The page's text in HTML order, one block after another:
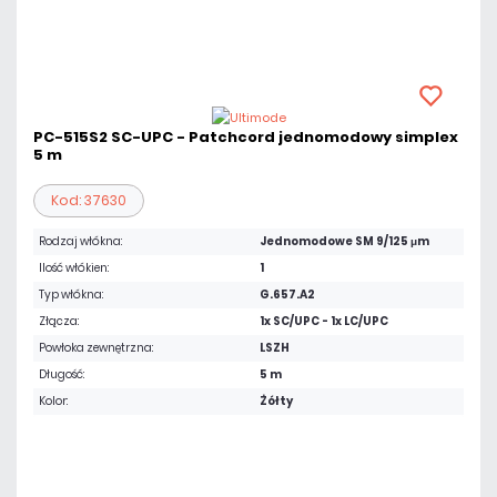
PC-515S2 SC-UPC - Patchcord jednomodowy simplex
5 m
Kod: 37630
Rodzaj włókna:
Jednomodowe SM 9/125 μm
Ilość włókien:
1
Typ włókna:
G.657.A2
Złącza:
1x SC/UPC - 1x LC/UPC
Powłoka zewnętrzna:
LSZH
Długość:
5 m
Kolor:
Żółty